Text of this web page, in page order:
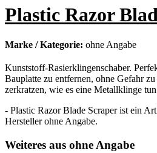
Plastic Razor
Marke / Kategorie: ohne Angabe
Kunststoff-Rasierklingenschaber.
Bauplatte zu entfernen, ohne Gefahr
zerkratzen, wie es eine Metallklinge
- Plastic Razor Blade Scraper ist ein
Hersteller ohne Angabe.
Weiteres aus ohne Angabe